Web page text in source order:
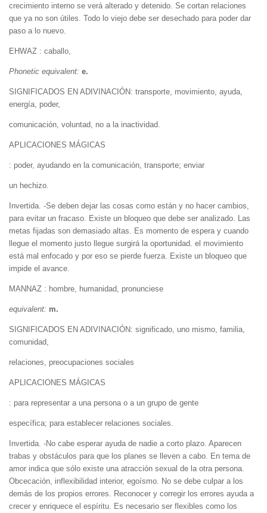
crecimiento interno se verá alterado y detenido. Se cortan relaciones
que ya no son útiles. Todo lo viejo debe ser desechado para poder dar
paso a lo nuevo.
EHWAZ : caballo,
Phonetic equivalent: e.
SIGNIFICADOS EN ADIVINACIÓN: transporte, movimiento, ayuda,
energía, poder,
comunicación, voluntad, no a la inactividad.
APLICACIONES MÁGICAS
: poder, ayudando en la comunicación, transporte; enviar
un hechizo.
Invertida. -Se deben dejar las cosas como están y no hacer cambios,
para evitar un fracaso. Existe un bloqueo que debe ser analizado. Las
metas fijadas son demasiado altas. Es momento de espera y cuando
llegue el momento justo llegue surgirá la oportunidad. el movimiento
está mal enfocado y por eso se pierde fuerza. Existe un bloqueo que
impide el avance.
MANNAZ : hombre, humanidad, pronunciese
equivalent: m.
SIGNIFICADOS EN ADIVINACIÓN: significado, uno mismo, familia,
comunidad,
relaciones, preocupaciones sociales
APLICACIONES MÁGICAS
: para representar a una persona o a un grupo de gente
específica; para establecer relaciones sociales.
Invertida. -No cabe esperar ayuda de nadie a corto plazo. Aparecen
trabas y obstáculos para que los planes se lleven a cabo. En tema de
amor indica que sólo existe una atracción sexual de la otra persona.
Obcecación, inflexibilidad interior, egoísmo. No se debe culpar a los
demás de los propios errores. Reconocer y corregir los errores ayuda a
crecer y enriquece el espíritu. Es necesario ser flexibles como los